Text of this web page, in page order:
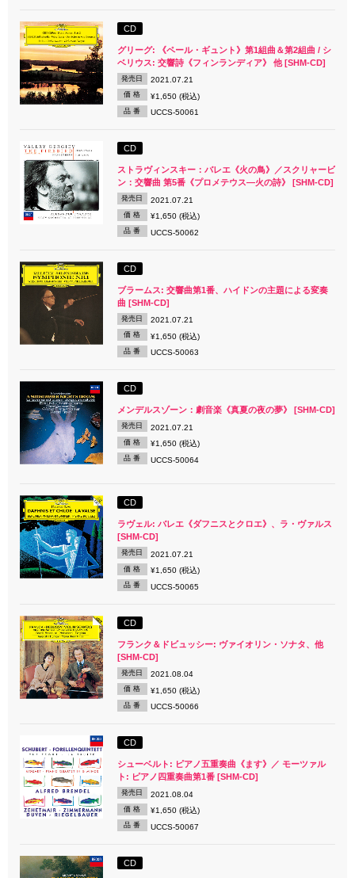
CD
グリーグ: 《ペール・ギュント》第1組曲＆第2組曲 / シ
ベリウス: 交響詩《フィンランディア》 他 [SHM-CD]
発売日 2021.07.21
価 格 ¥1,650 (税込)
品 番 UCCS-50061
CD
ストラヴィンスキー：バレエ《火の鳥》／スクリャービ
ン：交響曲 第5番《プロメテウス―火の詩》 [SHM-CD]
発売日 2021.07.21
価 格 ¥1,650 (税込)
品 番 UCCS-50062
CD
ブラームス: 交響曲第1番、ハイドンの主題による変奏
曲 [SHM-CD]
発売日 2021.07.21
価 格 ¥1,650 (税込)
品 番 UCCS-50063
CD
メンデルスゾーン：劇音楽《真夏の夜の夢》 [SHM-CD]
発売日 2021.07.21
価 格 ¥1,650 (税込)
品 番 UCCS-50064
CD
ラヴェル: バレエ《ダフニスとクロエ》、ラ・ヴァルス
[SHM-CD]
発売日 2021.07.21
価 格 ¥1,650 (税込)
品 番 UCCS-50065
CD
フランク＆ドビュッシー: ヴァイオリン・ソナタ、他
[SHM-CD]
発売日 2021.08.04
価 格 ¥1,650 (税込)
品 番 UCCS-50066
CD
シューベルト: ピアノ五重奏曲《ます》／ モーツァル
ト: ピアノ四重奏曲第1番 [SHM-CD]
発売日 2021.08.04
価 格 ¥1,650 (税込)
品 番 UCCS-50067
CD